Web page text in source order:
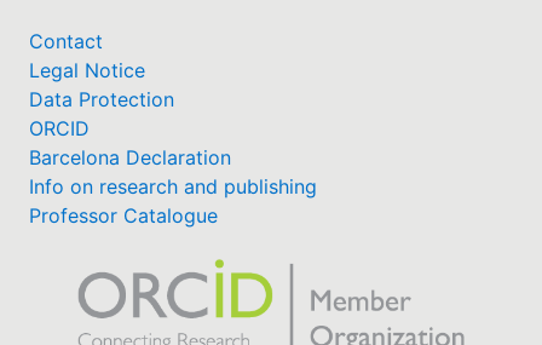
Contact
Legal Notice
Data Protection
ORCID
Barcelona Declaration
Info on research and publishing
Professor Catalogue